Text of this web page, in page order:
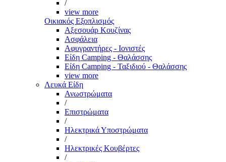
/
view more
Οικιακός Εξοπλισμός
Αξεσουάρ Κουζίνας
Ασφάλεια
Αφυγραντήρες - Ιονιστές
Είδη Camping - Θαλάσσης
Είδη Camping - Ταξιδιού - Θαλάσσης
view more
Λευκά Είδη
Ανωστρώματα
/
Επιστρώματα
/
Ηλεκτρικά Υποστρώματα
/
Ηλεκτρικές Κουβέρτες
/